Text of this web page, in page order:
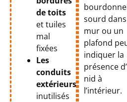
de toits
et tuiles
mal
fixées
Les
conduits
extérieurs
inutilisés
sourd
mur ou un
plafond
indiquer la
présence
nid à
l’intérieur.